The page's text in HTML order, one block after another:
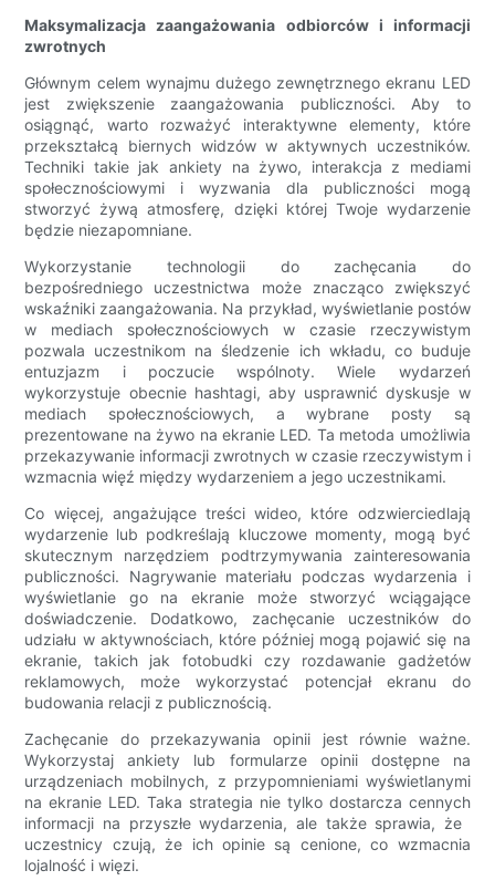
Maksymalizacja zaangażowania odbiorców i informacji
zwrotnych
Głównym celem wynajmu dużego zewnętrznego ekranu LED
jest zwiększenie zaangażowania publiczności. Aby to
osiągnąć, warto rozważyć interaktywne elementy, które
przekształcą biernych widzów w aktywnych uczestników.
Techniki takie jak ankiety na żywo, interakcja z mediami
społecznościowymi i wyzwania dla publiczności mogą
stworzyć żywą atmosferę, dzięki której Twoje wydarzenie
będzie niezapomniane.
Wykorzystanie technologii do zachęcania do
bezpośredniego uczestnictwa może znacząco zwiększyć
wskaźniki zaangażowania. Na przykład, wyświetlanie postów
w mediach społecznościowych w czasie rzeczywistym
pozwala uczestnikom na śledzenie ich wkładu, co buduje
entuzjazm i poczucie wspólnoty. Wiele wydarzeń
wykorzystuje obecnie hashtagi, aby usprawnić dyskusje w
mediach społecznościowych, a wybrane posty są
prezentowane na żywo na ekranie LED. Ta metoda umożliwia
przekazywanie informacji zwrotnych w czasie rzeczywistym i
wzmacnia więź między wydarzeniem a jego uczestnikami.
Co więcej, angażujące treści wideo, które odzwierciedlają
wydarzenie lub podkreślają kluczowe momenty, mogą być
skutecznym narzędziem podtrzymywania zainteresowania
publiczności. Nagrywanie materiału podczas wydarzenia i
wyświetlanie go na ekranie może stworzyć wciągające
doświadczenie. Dodatkowo, zachęcanie uczestników do
udziału w aktywnościach, które później mogą pojawić się na
ekranie, takich jak fotobudki czy rozdawanie gadżetów
reklamowych, może wykorzystać potencjał ekranu do
budowania relacji z publicznością.
Zachęcanie do przekazywania opinii jest równie ważne.
Wykorzystaj ankiety lub formularze opinii dostępne na
urządzeniach mobilnych, z przypomnieniami wyświetlanymi
na ekranie LED. Taka strategia nie tylko dostarcza cennych
informacji na przyszłe wydarzenia, ale także sprawia, że ​​
uczestnicy czują, że ich opinie są cenione, co wzmacnia
lojalność i więzi.